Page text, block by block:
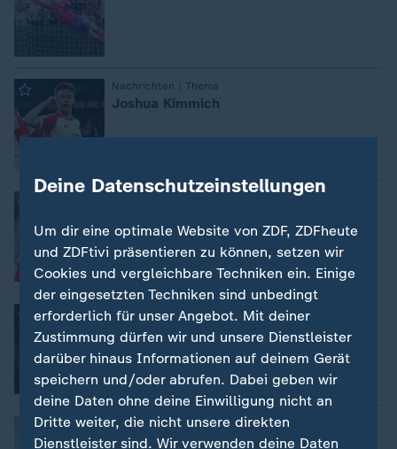
Nachrichten | Thema
Joshua Kimmich
Nachrichten | Thema
Thomas Müller
Nachrichten | Thema
Kai Havertz
Deine Datenschutzeinstellungen
Um dir eine optimale Website von ZDF, ZDFheute
und ZDFtivi präsentieren zu können, setzen wir
Cookies und vergleichbare Techniken ein. Einige
der eingesetzten Techniken sind unbedingt
erforderlich für unser Angebot. Mit deiner
Zustimmung dürfen wir und unsere Dienstleister
darüber hinaus Informationen auf deinem Gerät
speichern und/oder abrufen. Dabei geben wir
deine Daten ohne deine Einwilligung nicht an
Dritte weiter, die nicht unsere direkten
Dienstleister sind. Wir verwenden deine Daten